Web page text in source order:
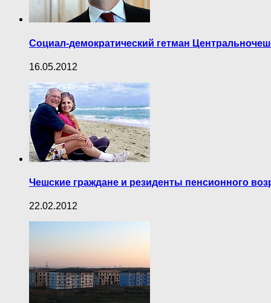
Социал-демократический гетман
16.05.2012
Чешские граждане и резиденты пенсионного
22.02.2012